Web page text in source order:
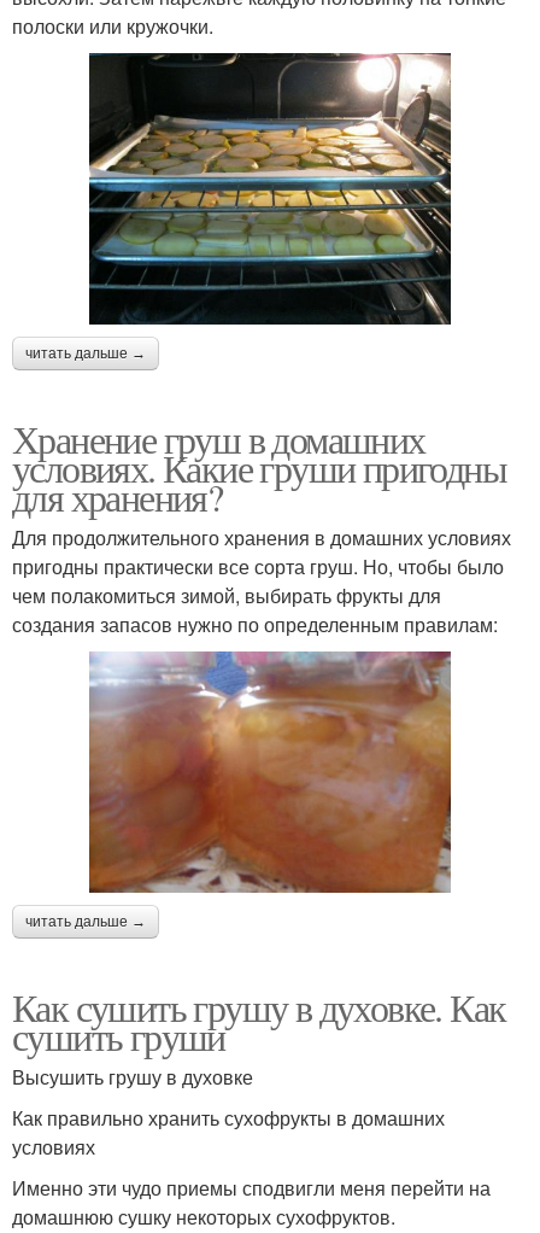
полоски или кружочки.
читать дальше →
Хранение груш в домашних
условиях. Какие груши пригодны
для хранения?
Для продолжительного хранения в домашних условиях
пригодны практически все сорта груш. Но, чтобы было
чем полакомиться зимой, выбирать фрукты для
создания запасов нужно по определенным правилам:
читать дальше →
Как сушить грушу в духовке. Как
сушить груши
Высушить грушу в духовке
Как правильно хранить сухофрукты в домашних
условиях
Именно эти чудо приемы сподвигли меня перейти на
домашнюю сушку некоторых сухофруктов.